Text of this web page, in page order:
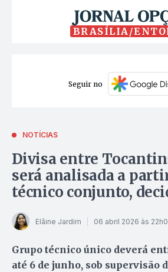
BRASÍLIA/
Seguir no
NOTÍCIAS
Divisa entre
será analisada a
técnico conjunto,
Elâine Jardim 06 abril 2026 às
Grupo técnico único deverá
até 6 de junho, sob supervisão